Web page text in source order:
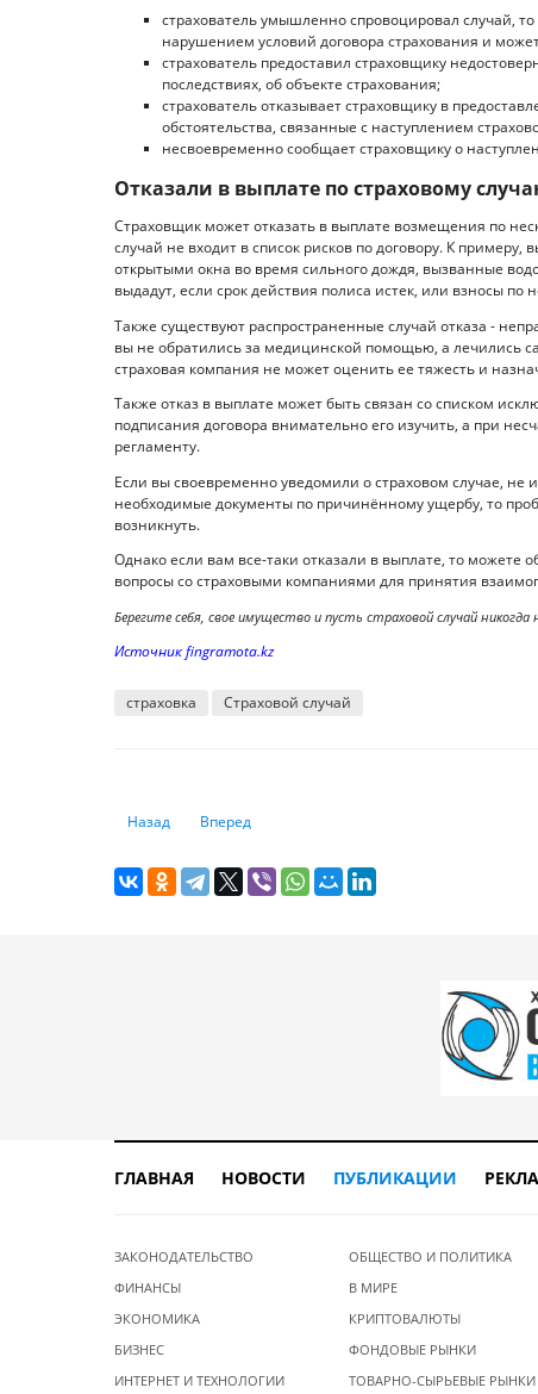
страхователь умышленно спровоцировал случай,
нарушением условий договора страхования и
страхователь предоставил страховщику
последствиях, об объекте страхования;
страхователь отказывает страховщику в
обстоятельства, связанные с наступлением
несвоевременно сообщает страховщику о
Отказали в выплате по страховому
Страховщик может отказать в выплате возмещения по
случай не входит в список рисков по договору. К примеру,
открытыми окна во время сильного дождя, вызванные
выдадут, если срок действия полиса истек, или взносы
Также существуют распространенные случай отказа -
вы не обратились за медицинской помощью, а лечились
страховая компания не может оценить ее тяжесть и
Также отказ в выплате может быть связан со списком
подписания договора внимательно его изучить, а при
регламенту.
Если вы своевременно уведомили о страховом случае, не
необходимые документы по причинённому ущербу, то
возникнуть.
Однако если вам все-таки отказали в выплате, то можете
вопросы со страховыми компаниями для принятия
Берегите себя, свое имущество и пусть страховой случай
Источник fingramota.kz
страховка Страховой случай
Предыдущий: Почему инфляционный кризис ещё не
Назад Следующий: Какие права есть у арендатора
Вперед
ГЛАВНАЯ НОВОСТИ ПУБЛИКАЦИИ
ЗАКОНОДАТЕЛЬСТВО
ФИНАНСЫ
ЭКОНОМИКА
БИЗНЕС
ИНТЕРНЕТ И ТЕХНОЛОГИИ
ОБЩЕСТВО И ПОЛИТИКА
В МИРЕ
КРИПТОВАЛЮТЫ
ФОНДОВЫЕ РЫНКИ
ТОВАРНО-СЫРЬЕВЫЕ РЫНКИ